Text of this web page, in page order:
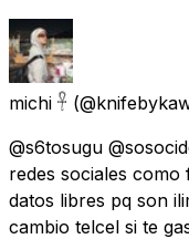
michi 𓋹
@s6tosugu
redes sociales
datos libres pq son
cambio telcel si te